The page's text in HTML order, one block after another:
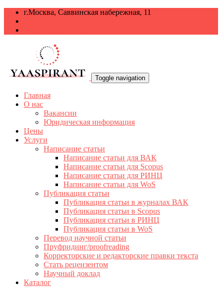
г.Москва, Саввинская набережная, 11
Toggle navigation
Главная
О нас
Вакансии
Юридическая информация
Цены
Услуги
Написание статьи
Написание статьи для ВАК
Написание статьи для Scopus
Написание статьи для РИНЦ
Написание статьи для WoS
Публикация статьи
Публикация статьи в журналах ВАК
Публикация статьи в Scopus
Публикация статьи в РИНЦ
Публикация статьи в WoS
Перевод научной статьи
Пруфридинг/proofreading
Корректорские и редакторские правки текста
Стать рецензентом
Научный доклад
Каталог